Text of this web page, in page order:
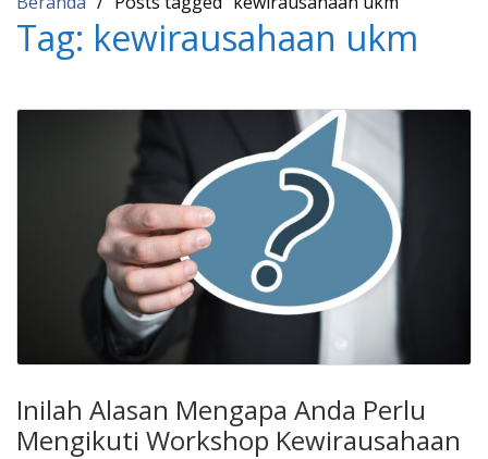
Tag: kewirausahaan ukm
Inilah Alasan Mengapa Anda Perlu
Mengikuti Workshop Kewirausahaan